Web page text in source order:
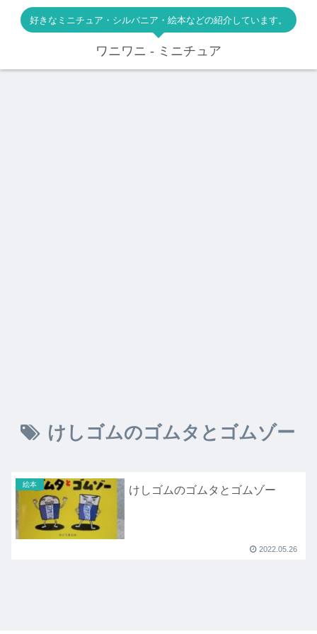
好きなミニチュア・シルバニア・絵本などの紹介しています。
ワニワニ - ミニチュア
けしゴムのゴムタとゴムゾー
絵本 けしゴムのゴムタとゴムゾー
2022.05.26